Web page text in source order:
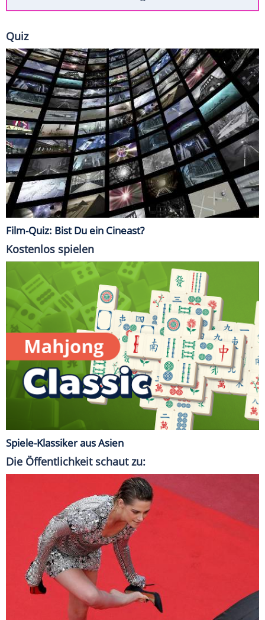
Quiz
Film-Quiz: Bist Du ein Cineast?
Kostenlos spielen
Spiele-Klassiker aus Asien
Die Öffentlichkeit schaut zu: